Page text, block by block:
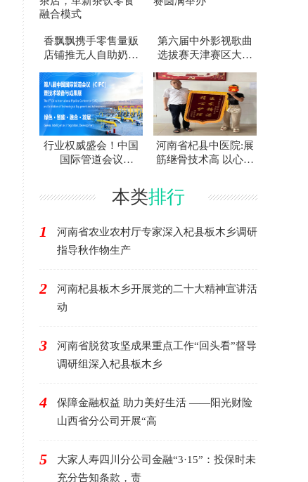
香飘飘携手零售量贩
店铺推无人自助奶茶
合模式
第六届中外影视歌曲
选拔赛天津赛区大赛
行业权威盛会！中国
国际管道会议
河南省杞县中医院:展
筋继骨技术高 以心为
本类排行
1
河南省农业农村厅专家深入杞县板木乡调研
指导秋作物生产
2
河南杞县板木乡开展党的二十大精神宣讲活
动
3
河南省脱贫攻坚成果重点工作“回头看”督导
调研组深入杞县板木乡
4
保障金融权益 助力美好生活 ——阳光财险
山西省分公司开展“高
5
大家人寿四川分公司金融“3·15”：投保时未
充分告知条款，责